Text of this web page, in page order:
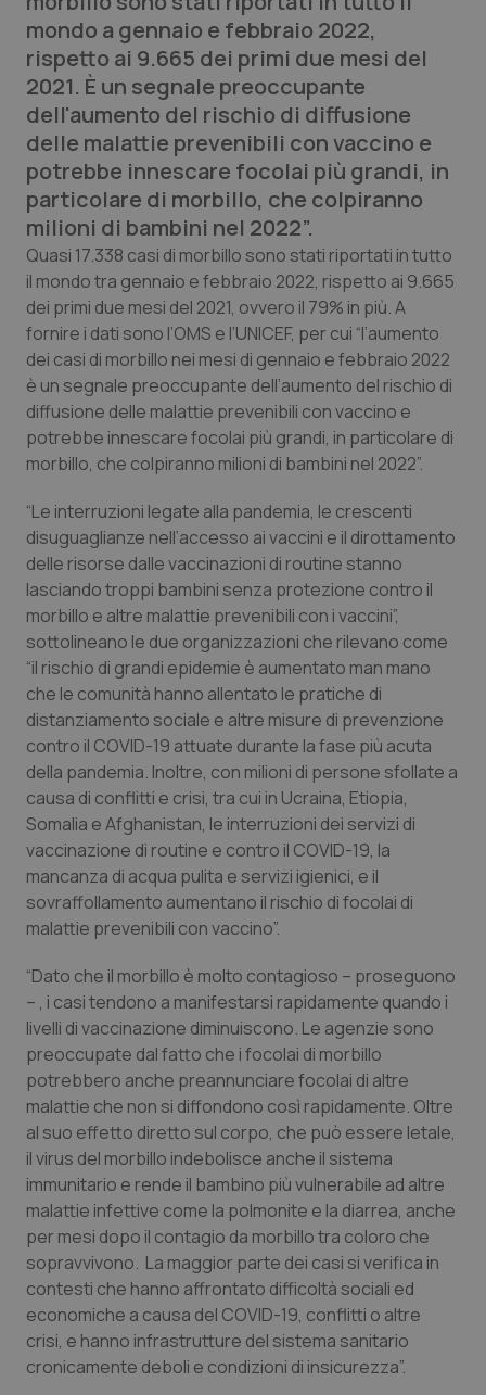
Abruzzo
Basilicata
Calabria
Campania
Emilia-Romagna
Friuli Venezia Giulia
Lazio
Liguria
Lombardia
Marche
Molise
Piemonte
Provincia Autonoma di Bolzano
Provincia Autonoma di Trento
Puglia
Sardegna
Toscana
Umbria
Valle D’Aosta
Veneto
QS Pro Gold
Artrite & artrosi
Asma & BPCO
Car-T
Colesterolo & coronaropatie
Dermatite Atopica
Diabete & glucometri
Disturbi dell’umore
Dolore
Donna & Salute
Epatiti
HIV
Infezioni & Febbre
Ipertensione & Scompenso
Malattie rare
Malattia di Crohn & Rettocolite Ulcerosa
Obesità
Oftalmologia
Oncodermatologia
Oncoematologia
Oncologia & Nutrizione
Psoriasi & pelle
Quotidiano Cardiologia
QS Club Newsletter
mondo a gennaio e febbraio 2022,
rispetto ai 9.665 dei primi due mesi del
2021. È un segnale preoccupante
dell'aumento del rischio di diffusione
delle malattie prevenibili con vaccino e
potrebbe innescare focolai più grandi, in
particolare di morbillo, che colpiranno
milioni di bambini nel 2022”.
Quasi 17.338 casi di morbillo sono stati riportati in tutto
il mondo tra gennaio e febbraio 2022, rispetto ai 9.665
dei primi due mesi del 2021, ovvero il 79% in più. A
fornire i dati sono l’OMS e l’UNICEF, per cui “l’aumento
dei casi di morbillo nei mesi di gennaio e febbraio 2022
è un segnale preoccupante dell’aumento del rischio di
diffusione delle malattie prevenibili con vaccino e
potrebbe innescare focolai più grandi, in particolare di
morbillo, che colpiranno milioni di bambini nel 2022”.
“Le interruzioni legate alla pandemia, le crescenti
disuguaglianze nell’accesso ai vaccini e il dirottamento
delle risorse dalle vaccinazioni di routine stanno
lasciando troppi bambini senza protezione contro il
morbillo e altre malattie prevenibili con i vaccini”,
sottolineano le due organizzazioni che rilevano come
“il rischio di grandi epidemie è aumentato man mano
che le comunità hanno allentato le pratiche di
distanziamento sociale e altre misure di prevenzione
contro il COVID-19 attuate durante la fase più acuta
della pandemia. Inoltre, con milioni di persone sfollate a
causa di conflitti e crisi, tra cui in Ucraina, Etiopia,
Somalia e Afghanistan, le interruzioni dei servizi di
vaccinazione di routine e contro il COVID-19, la
mancanza di acqua pulita e servizi igienici, e il
sovraffollamento aumentano il rischio di focolai di
malattie prevenibili con vaccino”.
“Dato che il morbillo è molto contagioso – proseguono
– , i casi tendono a manifestarsi rapidamente quando i
livelli di vaccinazione diminuiscono. Le agenzie sono
preoccupate dal fatto che i focolai di morbillo
potrebbero anche preannunciare focolai di altre
malattie che non si diffondono così rapidamente. Oltre
al suo effetto diretto sul corpo, che può essere letale,
il virus del morbillo indebolisce anche il sistema
immunitario e rende il bambino più vulnerabile ad altre
malattie infettive come la polmonite e la diarrea, anche
per mesi dopo il contagio da morbillo tra coloro che
sopravvivono. La maggior parte dei casi si verifica in
contesti che hanno affrontato difficoltà sociali ed
economiche a causa del COVID-19, conflitti o altre
crisi, e hanno infrastrutture del sistema sanitario
cronicamente deboli e condizioni di insicurezza”.